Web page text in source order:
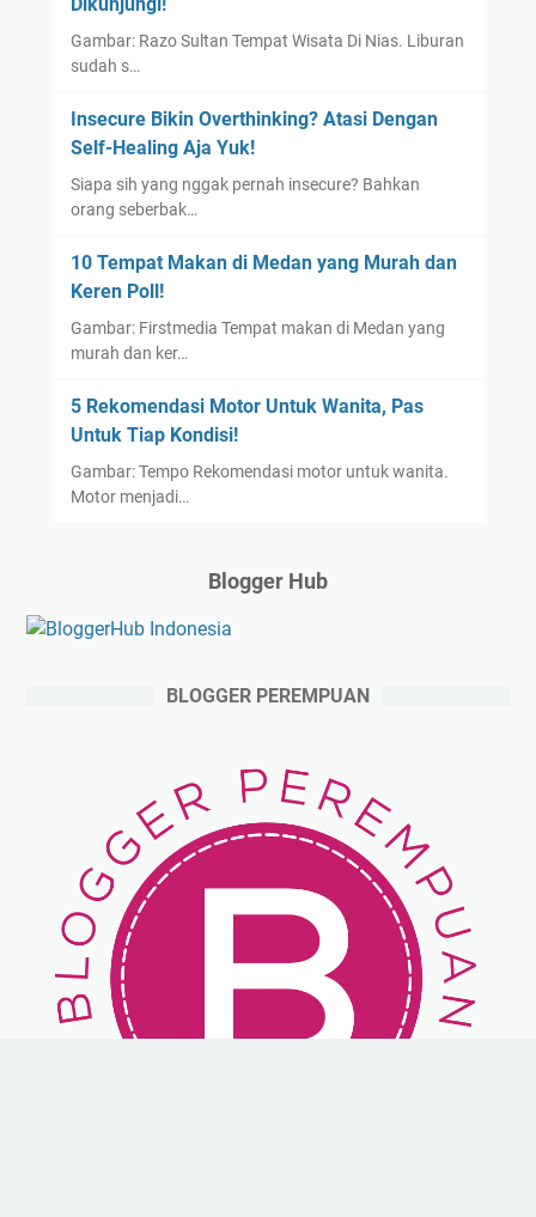
Dikunjungi!
Gambar: Razo Sultan Tempat Wisata Di Nias. Liburan
sudah s…
Insecure Bikin Overthinking? Atasi Dengan
Self-Healing Aja Yuk!
Siapa sih yang nggak pernah insecure? Bahkan
orang seberbak…
10 Tempat Makan di Medan yang Murah dan
Keren Poll!
Gambar: Firstmedia Tempat makan di Medan yang
murah dan ker…
5 Rekomendasi Motor Untuk Wanita, Pas
Untuk Tiap Kondisi!
Gambar: Tempo Rekomendasi motor untuk wanita.
Motor menjadi…
Blogger Hub
BLOGGER PEREMPUAN